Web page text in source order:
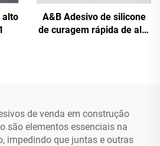
alto
A&B Adesivo de silicone
de curagem rápida de alto
de venda em construção
são elementos essenciais na
impedindo que juntas e outras